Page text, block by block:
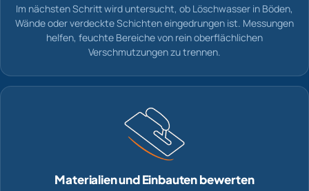
Im nächsten Schritt wird untersucht, ob Löschwasser in Böden,
Wände oder verdeckte Schichten eingedrungen ist. Messungen
helfen, feuchte Bereiche von rein oberflächlichen
Verschmutzungen zu trennen.
Materialien und Einbauten bewerten